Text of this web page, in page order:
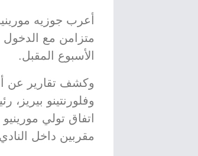
أعرب جوزيه
متزامن مع
الأسبوع المقبل.
وكشف تقارير عن
وفلورنتينو
اتفاق تولي
مقربين داخل